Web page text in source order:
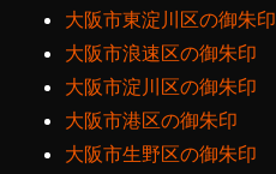
大阪市東淀川区の御朱印
大阪市浪速区の御朱印
大阪市淀川区の御朱印
大阪市港区の御朱印
大阪市生野区の御朱印